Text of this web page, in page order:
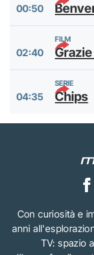
00:50
FILM
02:40
SERIE
04:35 Chips
Con curiosità e
anni
TV: spazio